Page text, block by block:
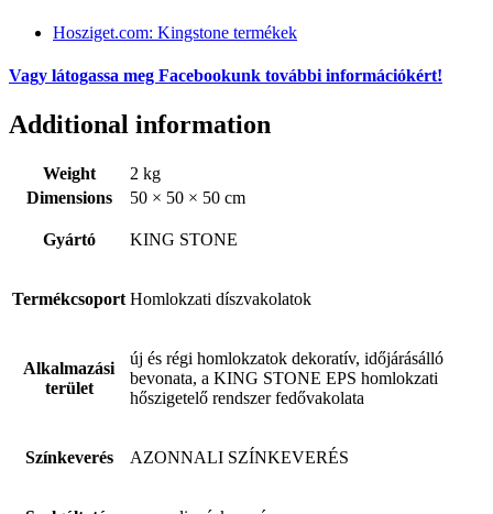
Hosziget.com: Kingstone termékek
Vagy látogassa meg Facebookunk további információkért!
Additional information
Weight
2 kg
Dimensions
50 × 50 × 50 cm
Gyártó KING STONE
Termékcsoport Homlokzati díszvakolatok
Alkalmazási
terület
új és régi homlokzatok dekoratív, időjárásálló
bevonata, a KING STONE EPS homlokzati
hőszigetelő rendszer fedővakolata
Színkeverés AZONNALI SZÍNKEVERÉS